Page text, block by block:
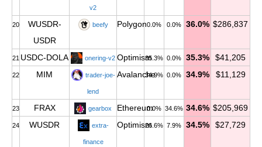
v2
20
WUSDR-
USDR
beefy Polygon0.0% 0.0% 36.0% $286,837
21 USDC-DOLA onering-v2 Optimism35.3% 0.0% 35.3% $41,205
22 MIM trader-joe-
lend
Avalanche
34.9% 0.0% 34.9% $11,129
23 FRAX gearbox Ethereum0.0% 34.6% 34.6% $205,969
24 WUSDR extra-
finance
Optimism26.6% 7.9% 34.5% $27,729